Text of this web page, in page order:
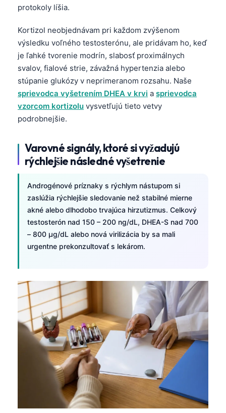
protokoly líšia.
Kortizol neobjednávam pri každom zvýšenom
výsledku voľného testosterónu, ale pridávam ho, keď
je ľahké tvorenie modrín, slabosť proximálnych
svalov, fialové strie, závažná hypertenzia alebo
stúpanie glukózy v neprimeranom rozsahu. Naše
sprievodca vyšetrením DHEA v krvi a sprievodca
vzorcom kortizolu vysvetľujú tieto vetvy
podrobnejšie.
Varovné signály, ktoré si vyžadujú
rýchlejšie následné vyšetrenie
Androgénové príznaky s rýchlym nástupom si
zaslúžia rýchlejšie sledovanie než stabilné mierne
akné alebo dlhodobo trvajúca hirzutizmus. Celkový
testosterón nad 150 – 200 ng/dL, DHEA-S nad 700
– 800 µg/dL alebo nová virilizácia by sa mali
urgentne prekonzultovať s lekárom.
Српски језик
Svenska
Bosanski
Azərbaycan dili
Eesti
日本語
Čeština
Lietuvių kalba
한국어
Slovenščina
Shqip
বাংলা
मराठी
తెలుగు
தமிழ்
ગુજરાતી
ಕನ್ನಡ
മലയാളം
Bahasa Melayu